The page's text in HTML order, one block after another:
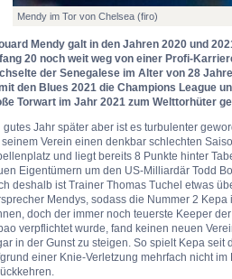
Mendy im Tor von Chelsea (firo)
Mendy galt in den Jahren 2020 und
20 noch weit weg von einer Profi-
der Senegalese im Alter von 28
den Blues 2021 die Champions League
Torwart im Jahr 2021 zum Welttorhüter
gutes Jahr später aber ist es turbulenter
seinem Verein einen denkbar schlechten
und liegt bereits 8 Punkte hinter
Eigentümern um den US-Milliardär Todd
deshalb ist Trainer Thomas Tuchel etwas
Mendys, sodass die Nummer 2
doch der immer noch teuerste Keeper
verpflichtet wurde, fand keinen neuen
in der Gunst zu steigen. So spielt Kepa
einer Knie-Verletzung mehrfach nicht